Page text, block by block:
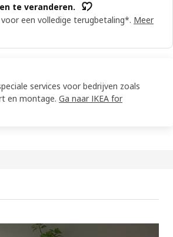
te veranderen.
een volledige terugbetaling*. Meer
services voor bedrijven zoals
en montage. Ga naar IKEA for